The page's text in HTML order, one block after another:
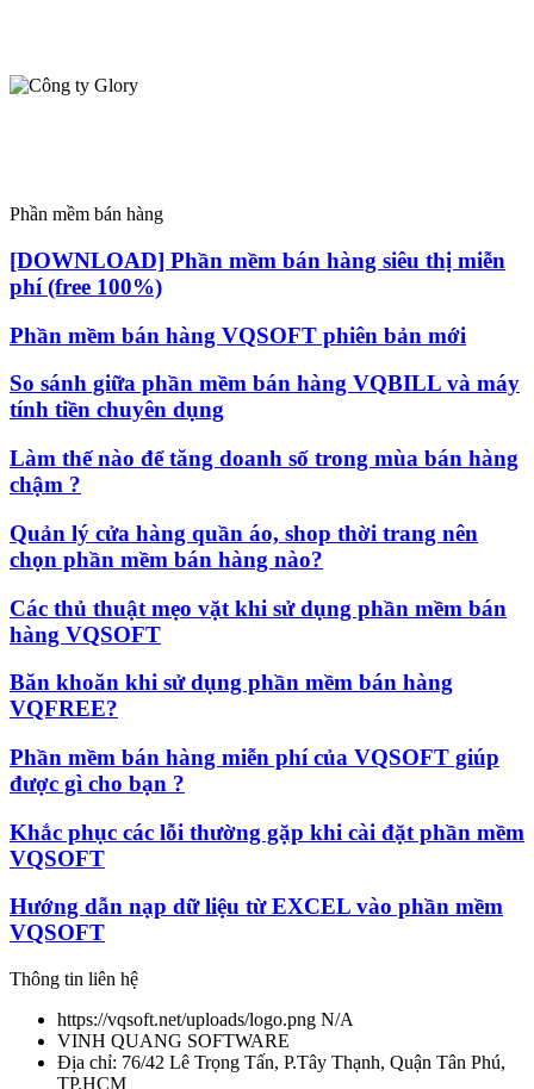
Phần mềm bán hàng
[DOWNLOAD] Phần mềm bán hàng siêu thị miễn
phí (free 100%)
Phần mềm bán hàng VQSOFT phiên bản mới
So sánh giữa phần mềm bán hàng VQBILL và máy
tính tiền chuyên dụng
Làm thế nào để tăng doanh số trong mùa bán hàng
chậm ?
Quản lý cửa hàng quần áo, shop thời trang nên
chọn phần mềm bán hàng nào?
Các thủ thuật mẹo vặt khi sử dụng phần mềm bán
hàng VQSOFT
Băn khoăn khi sử dụng phần mềm bán hàng
VQFREE?
Phần mềm bán hàng miễn phí của VQSOFT giúp
được gì cho bạn ?
Khắc phục các lỗi thường gặp khi cài đặt phần mềm
VQSOFT
Hướng dẫn nạp dữ liệu từ EXCEL vào phần mềm
VQSOFT
Thông tin liên hệ
https://vqsoft.net/uploads/logo.png N/A
VINH QUANG SOFTWARE
Địa chỉ: 76/42 Lê Trọng Tấn, P.Tây Thạnh, Quận Tân Phú,
TP.HCM